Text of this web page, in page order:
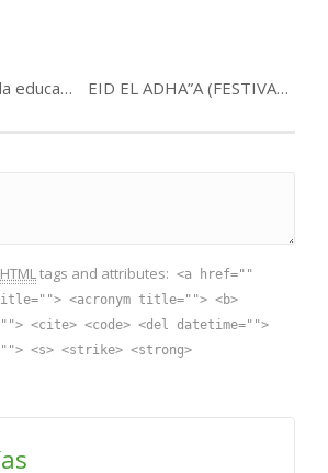
la avaricia y la mala educación. EID EL ADHA”A (FESTIVAL DE LOS MUSULMANES ).
HTMLtags and attributes: <a href=""
<acronym title=""> <b>
<cite> <code> <del datetime="">
<s> <strike> <strong>